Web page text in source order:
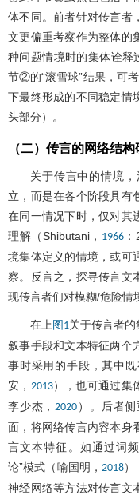
体不同。前者针对传言者
文更偏重考察作为整体
种问题情境时的集体诠释
节②的“滚雪球”结果，可
下最终形成的不同稳定情
头部分）。
（二）传言的网络结构
关于传言中的情境
立，而是在各个阶段具有
在同一情况下时，仅对其
理解（Shibutani， 1966：
境集体定义的情境，或可
察。反言之，探寻传言文
现传言者们对模糊/危险情
在上 图1关于传言者
叙事手段和文本特征两个
事时采用的手段，其中
安， 2013），也可通过集
李少杰， 2020 ）。后者
面，将网络传言内容本身
言文本特征。如通过词
论”模式（喻国明， 2018）
神经网络等方法对传言文